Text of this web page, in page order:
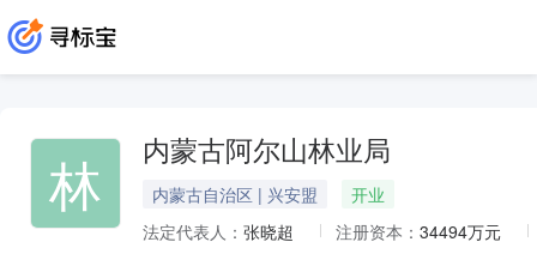
林 内蒙古阿尔山林业局
内蒙古自治区 | 兴安盟
开业
法定代表人： 张晓超 注册资本： 34494万元